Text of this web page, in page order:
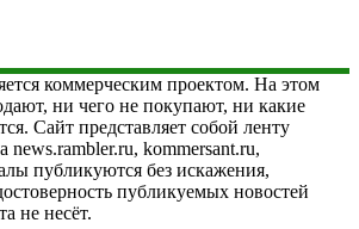
коммерческим проектом. На этом
ни чего не покупают, ни какие
Сайт представляет собой ленту
news.rambler.ru, kommersant.ru,
публикуются без искажения,
публикуемых новостей
не несёт.